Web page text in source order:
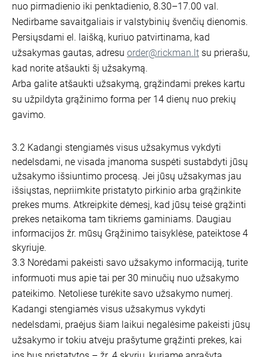
nuo pirmadienio iki penktadienio, 8.30–17.00 val.
Nedirbame savaitgaliais ir valstybinių švenčių dienomis.
Persiųsdami el. laišką, kuriuo patvirtinama, kad
užsakymas gautas, adresu order@rickman.lt su prierašu,
kad norite atšaukti šį užsakymą.
Arba galite atšaukti užsakymą, grąžindami prekes kartu
su užpildyta grąžinimo forma per 14 dienų nuo prekių
gavimo.
3.2 Kadangi stengiamės visus užsakymus vykdyti
nedelsdami, ne visada įmanoma suspėti sustabdyti jūsų
užsakymo išsiuntimo procesą. Jei jūsų užsakymas jau
išsiųstas, nepriimkite pristatyto pirkinio arba grąžinkite
prekes mums. Atkreipkite dėmesį, kad jūsų teisė grąžinti
prekes netaikoma tam tikriems gaminiams. Daugiau
informacijos žr. mūsų Grąžinimo taisyklėse, pateiktose 4
skyriuje.
3.3 Norėdami pakeisti savo užsakymo informaciją, turite
informuoti mus apie tai per 30 minučių nuo užsakymo
pateikimo. Netoliese turėkite savo užsakymo numerį.
Kadangi stengiamės visus užsakymus vykdyti
nedelsdami, praėjus šiam laikui negalėsime pakeisti jūsų
užsakymo ir tokiu atveju prašytume grąžinti prekes, kai